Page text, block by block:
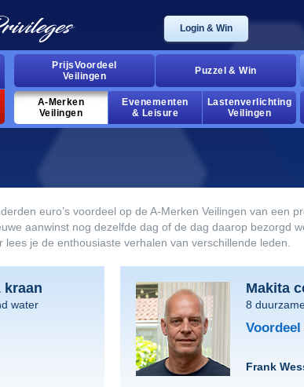
Login & Win
PrijsVoordeel
Veilingen
Puzzel & Win
A-Merken
Veilingen
Evenementen
& Leisure
Lastenverlichting
Veilingen
euro’s voordeel op de A-Merken Veilingen van een
aanwinst nog dezelfde dag of de dag daarop bezorgd
je de enthousiaste verhalen van verschillende leden.
kraan
water
Makita
8
Voordeel
Frank